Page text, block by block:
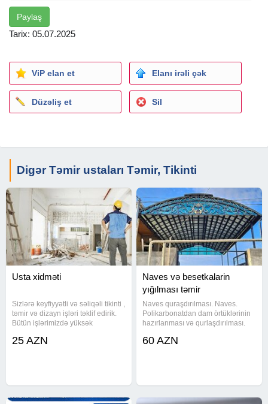
Etibar və keyfiyyəti bir arada istəyirsənsə – M/A Tikinti
Şirkətini seç!
#HörgüUstası
#BetonUstası #Suvaq #Damİşi #Alçıpan #ElektrikUstası
#Santexnik
#TikintiXidməti #TikintidəUsta #TikintiBriqadası
Paylaş
Tarix: 05.07.2025
ViP elan et Elanı irəli çək
Düzəliş et Sil
Digər Təmir ustaları Təmir, Tikinti
Usta xidməti
Sizlərə keyfiyyətli və səliqəli tikinti ,
təmir və dizayn işləri təklif edirik.
Bütün işlərimizdə yüksək
Ukrayna istehsalı olan
25 AZN
Naves və besetkalarin
yığılması təmir
Naves quraşdırılması. Naves.
Polikarbonatdan dam örtüklərinin
hazırlanması və qurlaşdırılması.
keyfiyetli, hər növ naves sifarişi,
60 AZN